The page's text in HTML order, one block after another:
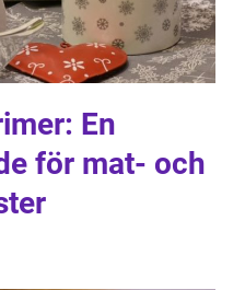
En
för mat- och